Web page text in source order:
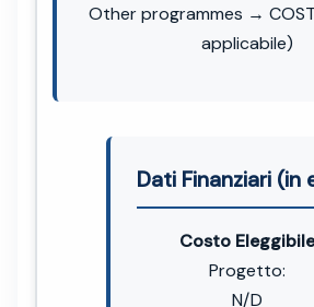
Other programmes →
applicabile)
Dati Finanziari (in
Costo Eleggibile
Progetto:
N/D